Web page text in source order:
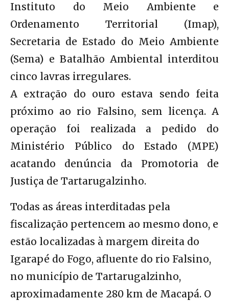
Instituto do Meio Ambiente e
Ordenamento Territorial (Imap),
Secretaria de Estado do Meio Ambiente
(Sema) e Batalhão Ambiental interditou
cinco lavras irregulares.
A extração do ouro estava sendo feita
próximo ao rio Falsino, sem licença. A
operação foi realizada a pedido do
Ministério Público do Estado (MPE)
acatando denúncia da Promotoria de
Justiça de Tartarugalzinho.
Todas as áreas interditadas pela
fiscalização pertencem ao mesmo dono, e
estão localizadas à margem direita do
Igarapé do Fogo, afluente do rio Falsino,
no município de Tartarugalzinho,
aproximadamente 280 km de Macapá. O